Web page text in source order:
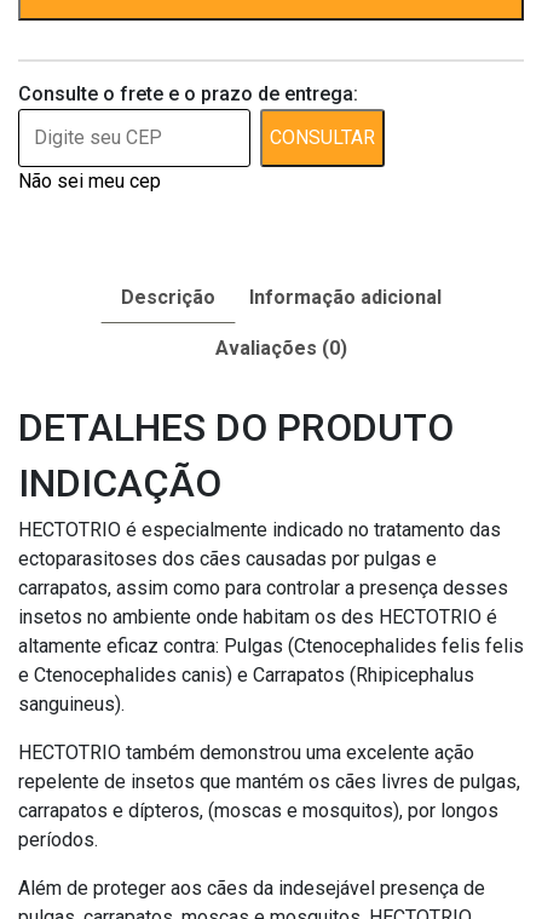
a
Máximo
do
24kg
Consulte o frete e o prazo de entrega:
CONSULTAR
Não sei meu cep
Descrição Informação adicional
Avaliações (0)
DETALHES DO PRODUTO
INDICAÇÃO
HECTOTRIO é especialmente indicado no tratamento das
ectoparasitoses dos cães causadas por pulgas e
carrapatos, assim como para controlar a presença desses
insetos no ambiente onde habitam os des HECTOTRIO é
altamente eficaz contra: Pulgas (Ctenocephalides felis felis
e Ctenocephalides canis) e Carrapatos (Rhipicephalus
sanguineus).
HECTOTRIO também demonstrou uma excelente ação
repelente de insetos que mantém os cães livres de pulgas,
carrapatos e dípteros, (moscas e mosquitos), por longos
períodos.
Além de proteger aos cães da indesejável presença de